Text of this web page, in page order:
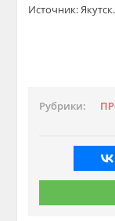
Источник:
Рубрики: